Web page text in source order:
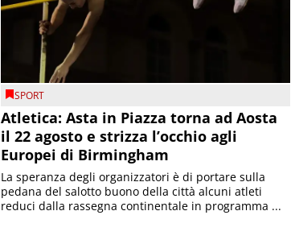
SPORT
Atletica: Asta in Piazza torna ad Aosta
il 22 agosto e strizza l’occhio agli
Europei di Birmingham
La speranza degli organizzatori è di portare sulla
pedana del salotto buono della città alcuni atleti
reduci dalla rassegna continentale in programma ...